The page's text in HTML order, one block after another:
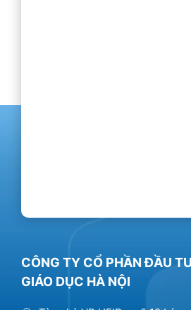
CÔNG TY CỔ PHẦN ĐẦU
GIÁO DỤC HÀ NỘI